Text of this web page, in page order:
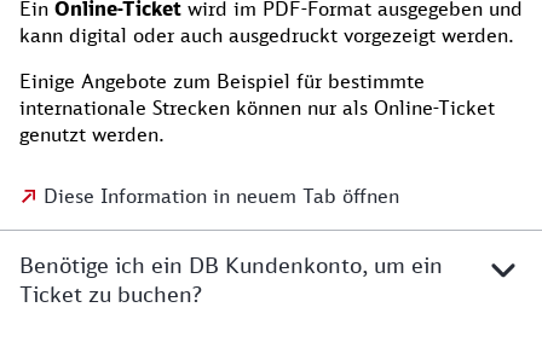
Ein Online-Ticket wird im PDF-Format ausgegeben und
kann digital oder auch ausgedruckt vorgezeigt werden.
Einige Angebote zum Beispiel für bestimmte
internationale Strecken können nur als Online-Ticket
genutzt werden.
Diese Information in neuem Tab öffnen
Benötige ich ein DB Kundenkonto, um ein
Ticket zu buchen?